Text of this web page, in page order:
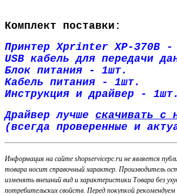
Комплект поставки:
Принтер Xprinter XP-370B -
USB кабель для передачи
Блок питания - 1шт.
Кабель питания - 1шт.
Инструкция и драйвер - 1шт.
Драйвер лучше скачивать с
(всегда проверенные и
Информация на сайте shopservicepc.ru не является
товара носит справочный характер. Производитель
изменять внешний вид и характеристики Товара без
потребительских свойств. Перед покупкой